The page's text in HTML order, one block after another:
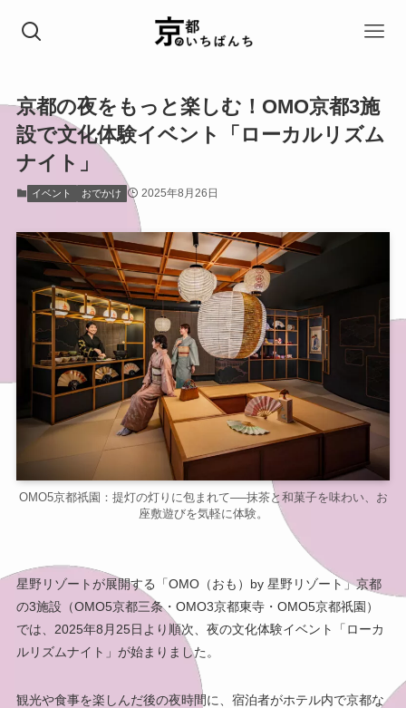
京都の夜をもっと楽しむ！OMO京都3施
設で文化体験イベント「ローカルリズム
ナイト」
イベント おでかけ 2025年8月26日
OMO5京都祇園：提灯の灯りに包まれて──抹茶と和菓子を味わい、お
座敷遊びを気軽に体験。
星野リゾートが展開する「OMO（おも）by 星野リゾート」京都
の3施設（OMO5京都三条・OMO3京都東寺・OMO5京都祇園）
では、2025年8月25日より順次、夜の文化体験イベント「ローカ
ルリズムナイト」が始まりました。
観光や食事を楽しんだ後の夜時間に、宿泊者がホテル内で京都な